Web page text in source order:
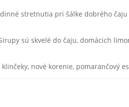
stretnutia pri šálke dobrého
sú skvelé do čaju, domácich
nové korenie, pomarančový